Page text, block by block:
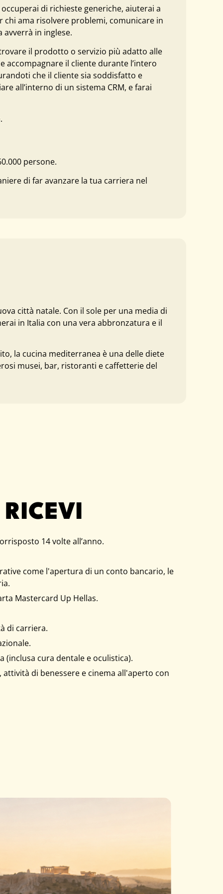
di richieste generiche, aiuterai a
chi ama risolvere problemi, comunicare in
in inglese.
il prodotto o servizio più adatto alle
accompagnare il cliente durante l’intero
che il cliente sia soddisfatto e
all’interno di un sistema CRM, e farai
persone.
di far avanzare la tua carriera nel
città natale. Con il sole per una media di
in Italia con una vera abbronzatura e il
la cucina mediterranea è una delle diete
musei, bar, ristoranti e caffetterie del
14 volte all’anno.​
come l'apertura di un conto bancario, le
Mastercard Up Hellas.​
di carriera.
(inclusa cura dentale e oculistica).
di benessere e cinema all'aperto con